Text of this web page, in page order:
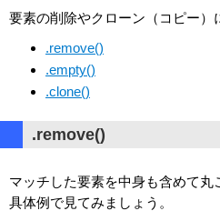
要素の削除やクローン（コピー）
.remove()
.empty()
.clone()
.remove()
マッチした要素を中身も含めて丸
具体例で見てみましょう。